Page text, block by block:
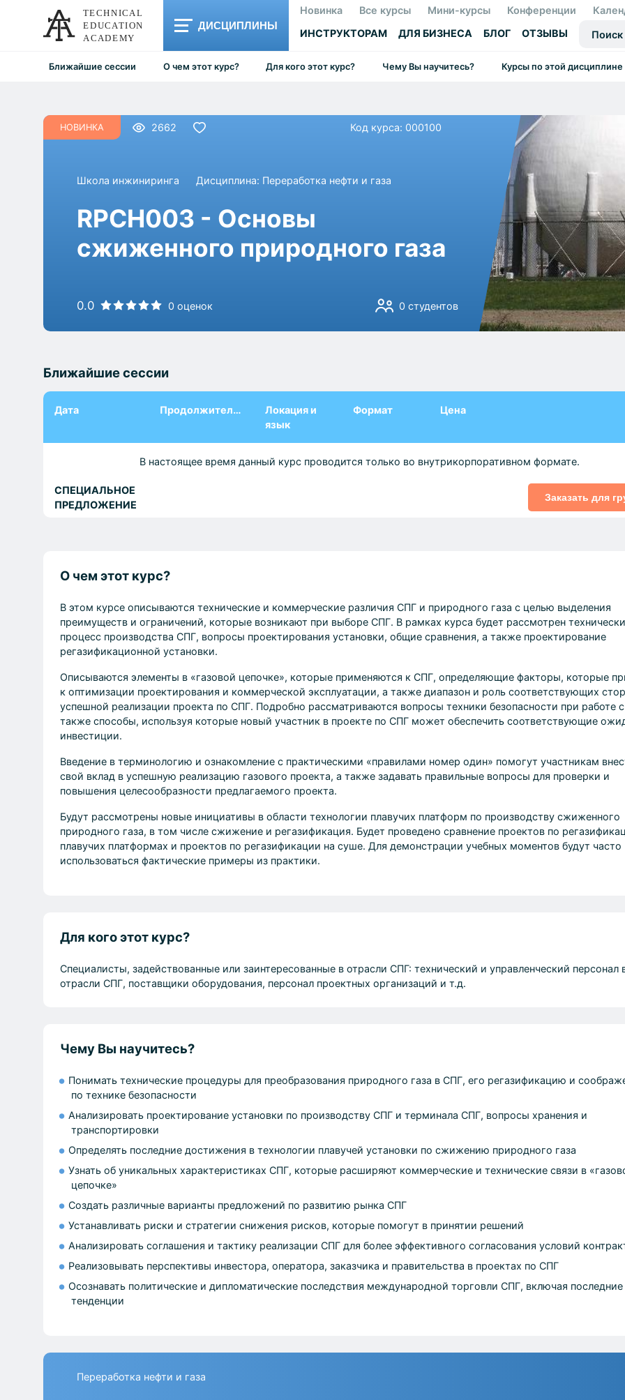
ДИСЦИПЛИНЫ
Новинка Все курсы Мини-курсы Конференции
ИНСТРУКТОРАМ
ДЛЯ БИЗНЕСА БЛОГ ОТЗЫВЫ
Ближайшие сессии О чем этот курс? Для кого этот курс? Чему Вы научитесь? Курсы по этой дисциплине
НОВИНКА 2662 Код курса: 000100
Школа инжиниринга Дисциплина: Переработка нефти и газа
RPCH003 - Основы
сжиженного природного газа
0.0 0 оценок 0 студентов
Ближайшие сессии
Дата Продолжительность
Локация и
язык
Формат Цена
В настоящее время данный курс проводится только во внутрикорпоративном формате.
СПЕЦИАЛЬНОЕ
ПРЕДЛОЖЕНИЕ
Заказать для
О чем этот курс?
В этом курсе описываются технические и коммерческие различия СПГ и природного газа с целью выделения
преимуществ и ограничений, которые возникают при выборе СПГ. В рамках курса будет рассмотрен
процесс производства СПГ, вопросы проектирования установки, общие сравнения, а также проектирование
регазификационной установки.
Описываются элементы в «газовой цепочке», которые применяются к СПГ, определяющие факторы, которые
к оптимизации проектирования и коммерческой эксплуатации, а также диапазон и роль соответствующих
успешной реализации проекта по СПГ. Подробно рассматриваются вопросы техники безопасности при работе
также способы, используя которые новый участник в проекте по СПГ может обеспечить соответствующие
инвестиции.
Введение в терминологию и ознакомление с практическими «правилами номер один» помогут участникам
свой вклад в успешную реализацию газового проекта, а также задавать правильные вопросы для проверки и
повышения целесообразности предлагаемого проекта.
Будут рассмотрены новые инициативы в области технологии плавучих платформ по производству сжиженного
природного газа, в том числе сжижение и регазификация. Будет проведено сравнение проектов по
плавучих платформах и проектов по регазификации на суше. Для демонстрации учебных моментов будут часто
использоваться фактические примеры из практики.
Для кого этот курс?
Специалисты, задействованные или заинтересованные в отрасли СПГ: технический и управленческий персонал
отрасли СПГ, поставщики оборудования, персонал проектных организаций и т.д.
Чему Вы научитесь?
Понимать технические процедуры для преобразования природного газа в СПГ, его регазификацию и
по технике безопасности
Анализировать проектирование установки по производству СПГ и терминала СПГ, вопросы хранения и
транспортировки
Определять последние достижения в технологии плавучей установки по сжижению природного газа
Узнать об уникальных характеристиках СПГ, которые расширяют коммерческие и технические связи в
цепочке»
Создать различные варианты предложений по развитию рынка СПГ
Устанавливать риски и стратегии снижения рисков, которые помогут в принятии решений
Анализировать соглашения и тактику реализации СПГ для более эффективного согласования условий
Реализовывать перспективы инвестора, оператора, заказчика и правительства в проектах по СПГ
Осознавать политические и дипломатические последствия международной торговли СПГ, включая последние
тенденции
Переработка нефти и газа